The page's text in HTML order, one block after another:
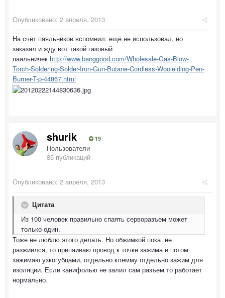
Опубликовано: 2 апреля, 2013
На счёт паяльников вспомнил: ещё не использовал, но
заказал и жду вот такой газовый
паяльничек http://www.banggood.com/Wholesale-Gas-Blow-
Torch-Soldering-Solder-Iron-Gun-Butane-Cordless-Woolelding-Pen-
Burner-T-p-44867.html
shurik 19
Пользователи
85 публикаций
Опубликовано: 2 апреля, 2013
Цитата
Из 100 человек правильно спаять серворазъем может
только один.
Тоже не люблю этого делать. Но обжимкой пока не
разжиился, то припаиваю провод к точке зажима и потом
зажимаю узкогубцами, отдельно клемму отдельно зажим для
изоляции. Если канифолью не залил сам разъем то работает
нормально.